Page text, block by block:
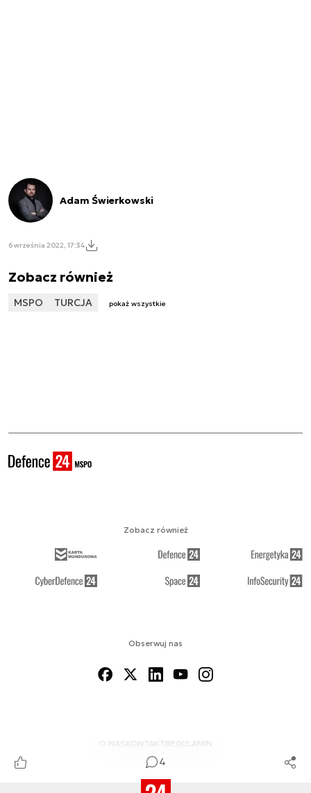
4
Adam Świerkowski
6 września 2022, 17:34
Zobacz również
MSPO TURCJA pokaż wszystkie
Obserwuj nas
O NAS KONTAKTREGULAMIN
Zobacz również